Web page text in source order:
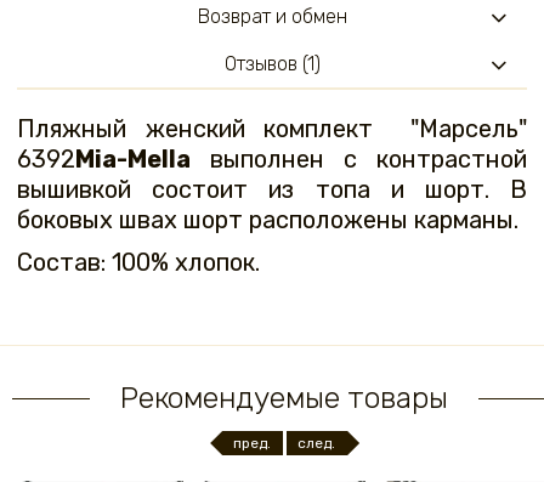
Пляжный женский комплект "Марсель"
6392Mia-Mella выполнен c контрастной
вышивкой состоит из топа и шорт. В
боковых швах шорт расположены карманы.
Состав: 100% хлопок.
Возврат и обмен
Отзывов (1)
Рекомендуемые товары
пред. след.